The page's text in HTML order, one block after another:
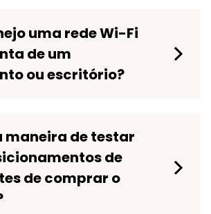
uma rede Wi-Fi
de um
ou escritório?
maneira de testar
de
de comprar o